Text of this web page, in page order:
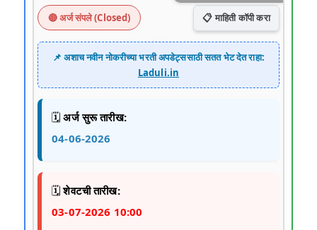
🔴 अर्ज संपले (Closed) 📋 माहिती कॉपी करा
📌 अशाच नवीन नोकरीच्या भरती अपडेट्ससाठी सतत भेट देत राहा:
Laduli.in
🗓️अर्ज सुरू तारीख:
04-06-2026
🗓️शेवटची तारीख:
03-07-2026 10:00